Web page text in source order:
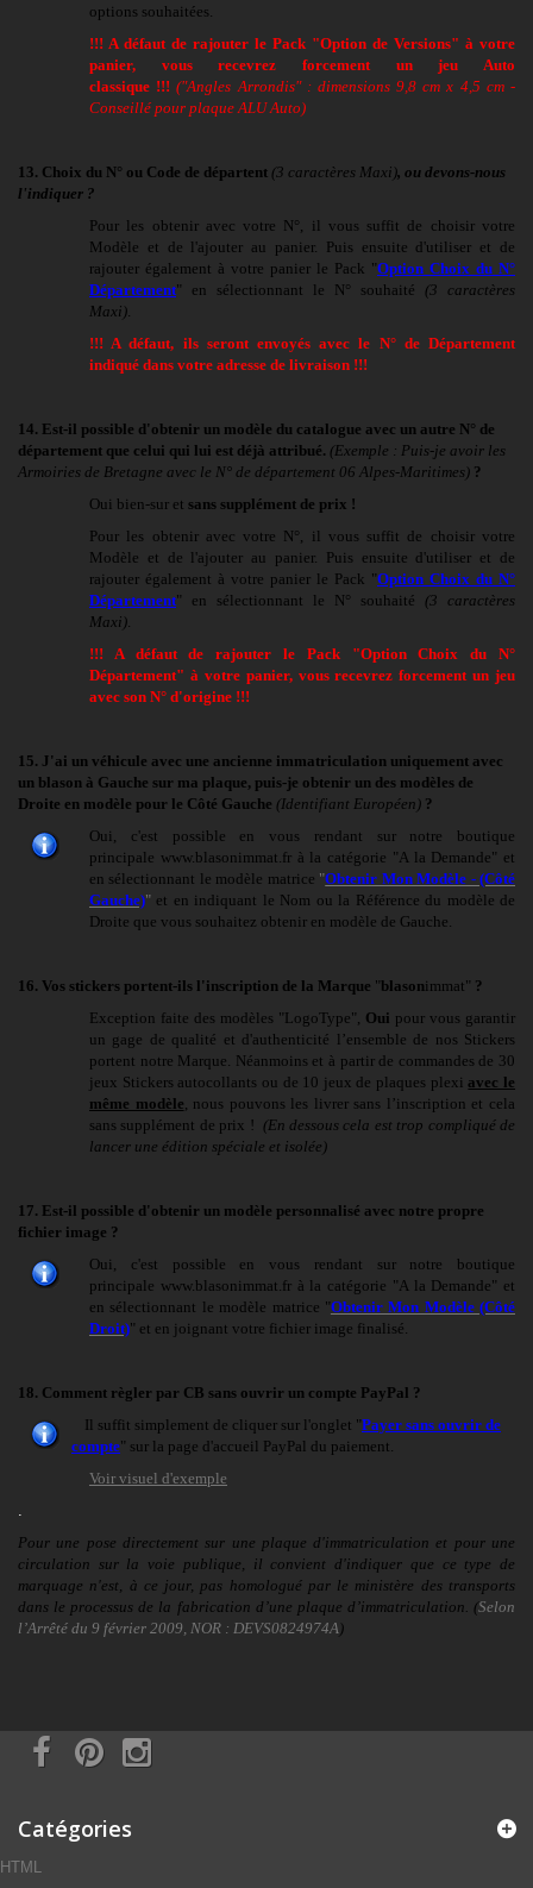
options souhaitées.
!!! A défaut de rajouter le Pack "Option de Versions" à votre
panier, vous recevrez forcement un jeu Auto
classique !!!("Angles Arrondis" : dimensions 9,8 cm x 4,5 cm -
Conseillé pour plaque ALU Auto)
13. Choix du N° ou Code de départent (3 caractères Maxi), ou devons-nous
l'indiquer ?
Pour les obtenir avec votre N°, il vous suffit de choisirvotre
Modèle et de l'ajouter au panier. Puis ensuite d'utiliser et de
rajouter également à votre panier le Pack "Option Choix du N°
Département" en sélectionnant le N° souhaité (3 caractères
Maxi).
!!! A défaut, ils seront envoyés avec le N° de Département
indiqué dans votre adresse de livraison !!!
14. Est-il possible d'obtenir un modèle du catalogue avec un autre N° de
département que celui qui lui est déjà attribué. (Exemple : Puis-je avoir les
Armoiries de Bretagne avec le N° de département 06 Alpes-Maritimes) ?
Oui bien-sur et sans supplément de prix !
Pour les obtenir avec votre N°, il vous suffit de choisirvotre
Modèle et de l'ajouter au panier. Puis ensuite d'utiliser et de
rajouter également à votre panier le Pack "Option Choix du N°
Département" en sélectionnant le N° souhaité (3 caractères
Maxi).
!!! A défautde rajouter le Pack "Option Choix du N°
Département" à votre panier, vous recevrez forcement un jeu
avec son N° d'origine !!!
15. J'ai un véhicule avec une ancienne immatriculation uniquement avec
un blason à Gauche sur ma plaque, puis-je obtenir un des modèles de
Droite en modèle pour le Côté Gauche (Identifiant Européen) ?
Oui, c'est possible en vous rendant sur notre boutique
principale www.blasonimmat.fr à la catégorie "A la Demande" et
en sélectionnant le modèle matrice "Obtenir Mon Modèle - (Côté
Gauche)" et en indiquant le Nom ou la Référence du modèle de
Droite que vous souhaitez obtenir en modèle de Gauche.
16. Vos stickers portent-ils l'inscription de la Marque "blasonimmat" ?
Exception faite des modèles "LogoType", Oui pour vous garantir
un gage de qualité et d'authenticité l’ensemble de nos Stickers
portent notre Marque. Néanmoins et à partir de commandes de 30
jeux Stickers autocollants ou de 10 jeux de plaques plexi avec le
même modèle, nous pouvons les livrer sans l’inscription et cela
sans supplément de prix ! (En dessous cela est trop compliqué de
lancer une édition spéciale et isolée)
17. Est-il possible d'obtenir un modèle personnalisé avec notre propre
fichier image ?
Oui, c'est possible en vous rendant sur notre boutique
principale www.blasonimmat.fr à la catégorie "A la Demande" et
en sélectionnant le modèle matrice "Obtenir Mon Modèle (Côté
Droit)" et en joignant votre fichier image finalisé.
18. Comment règler par CB sans ouvrir un compte PayPal ?
Il suffit simplement de cliquer sur l'onglet "Payer sans ouvrir de
compte" sur la page d'accueil PayPal du paiement.
Voir visuel d'exemple
.
Pour une pose directement sur une plaque d'immatriculation et pour une
circulation sur la voie publique, il convient d'indiquer que ce type de
marquage n'est, à ce jour, pas homologué par le ministère des transports
dans le processus de la fabrication d’une plaque d’immatriculation. (Selon
l’Arrêté du 9 février 2009, NOR : DEVS0824974A)
Catégories
HTML